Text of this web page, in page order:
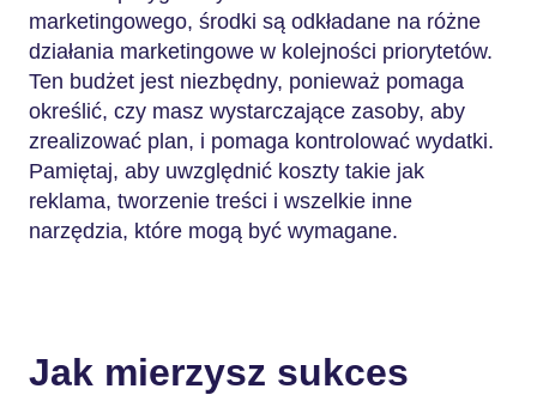
marketingowego, środki są odkładane na różne
działania marketingowe w kolejności priorytetów.
Ten budżet jest niezbędny, ponieważ pomaga
określić, czy masz wystarczające zasoby, aby
zrealizować plan, i pomaga kontrolować wydatki.
Pamiętaj, aby uwzględnić koszty takie jak
reklama, tworzenie treści i wszelkie inne
narzędzia, które mogą być wymagane.
Jak mierzysz sukces